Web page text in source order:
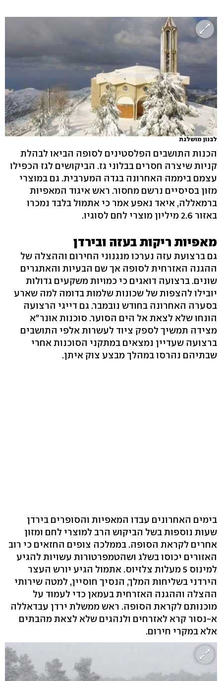
לבנון מושלגת
הכנות התושבים הפלסטינים לסופה הביאו לבהלת
קניות שיצרה חסרים בבלוני גז. הביקושים לגז הכפילו
עצמם ביממה האחרונה בגדה המערבית. גם במוצרי
מזון בסיסיים נרשם מחסור. ראש איגוד המאפיות
ברמאללה, איאד נאפע אמר כי אתמול בלבד נמכרו
באזור 2.6 מיליון מוצרי לחם לסוגיו.
מאפיות ריקות בעזה ובירדן
גם ברצועת עזה נערכו מנגנוני החירום וההצלה של
ההגנה האזרחית לסופה אך שם הבעיות והאתגרים
שונים. ברצועה דואגים כי כמויות משקעים גדולות
יובילו להצפות של שכונות שלמות בדומה למה שארע
בסערה האחרונה בחודש נובמבר. גם דייגי הרצועה
הונחו שלא לצאת אל הים הסוער. סוכנות אונר"א
מצידה תמשיך לספק ציוד לעשרות אלפי התושבים
ברצועה שעדיין נמצאים במתקני הסוכנות אחרי
שבתיהם נהרסו במהלך מבצע צוק איתן.
בימים האחרונים עבדו המאפיות והסופרים בירדן
שעות נוספות בשל הביקוש הרב למוצרי לחם ומזון
אחרים לקראת הסופה. בממלכה צופים החזאים כי רוב
האזורים יכוסו בשלג ושהטמפרטורות עשויות להגיע
למינוס 5 מעלות צלזיוס. אתמול הגיע יורש העצר
הירדני בשליחות המלך, הנסיך חוסיין, למטה שירותי
ההצלה וההגנה האזרחית בעמאן כדי לעמוד על
מוכנותם לקראת הסופה. ראש ממשלת ירדן עבדאללה
א-נסור קרא לאזרחים ולנהגים שלא לצאת מהבתים
אלא במקרי חירום.